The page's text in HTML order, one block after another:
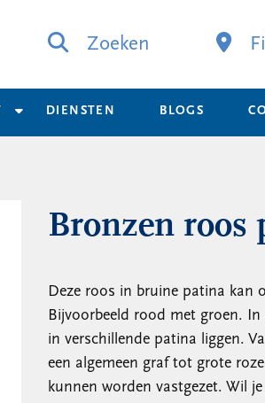
Zoeken
DIENSTEN BLOGS
Bronzen roos
Deze roos in bruine patina kan
Bijvoorbeeld rood met groen.
in verschillende patina liggen.
een algemeen graf tot grote
kunnen worden vastgezet. Wil